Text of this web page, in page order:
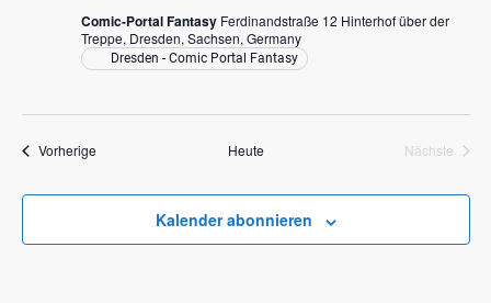
Comic-Portal Fantasy Ferdinandstraße 12 Hinterhof über der
Treppe, Dresden, Sachsen, Germany
Dresden - Comic Portal Fantasy
VorherigeVeranstaltungen Heute
Nächste
Kalender abonnieren